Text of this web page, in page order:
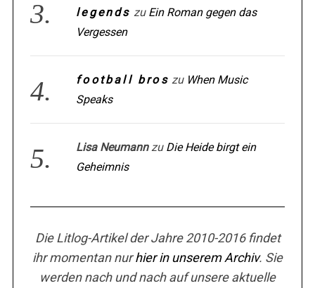
legends zu Ein Roman gegen das
Vergessen
football bros zu When Music
Speaks
Lisa Neumannzu Die Heide birgt ein
Geheimnis
Die Litlog-Artikel der Jahre 2010-2016 findet
ihr momentan nurhier in unserem Archiv. Sie
werden nach und nach auf unsere aktuelle